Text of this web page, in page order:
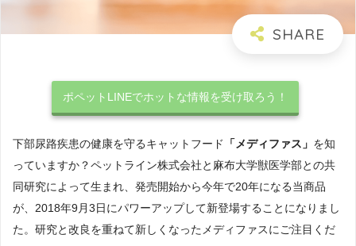
ポペットLINEでホットな情報を受け取ろう！
下部尿路疾患の健康を守るキャットフード 「メディファス」 を知
っていますか？ペットライン株式会社と麻布大学獣医学部との共
同研究によって生まれ、発売開始から今年で20年になる当商品
が、2018年9月3日にパワーアップして新登場することになりまし
た。研究と改良を重ねて新しくなったメディファスにご注目くだ